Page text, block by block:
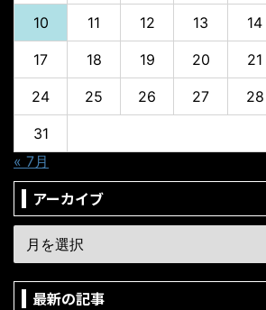
10 11 12 13 14
17 18 19 20 21
24 25 26 27 28
31
« 7月
アーカイブ
最新の記事